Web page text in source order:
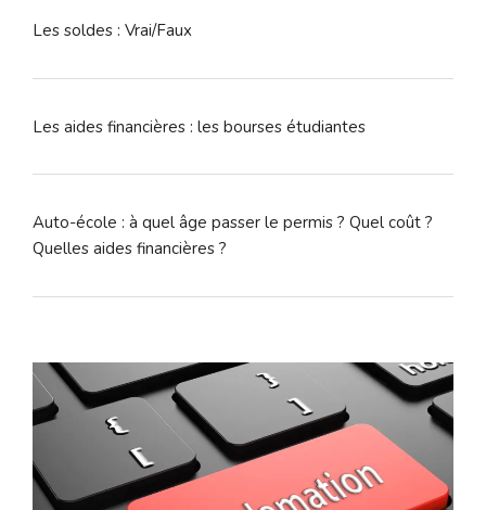
Les soldes : Vrai/Faux
Les aides financières : les bourses étudiantes
Auto-école : à quel âge passer le permis ? Quel coût ?
Quelles aides financières ?